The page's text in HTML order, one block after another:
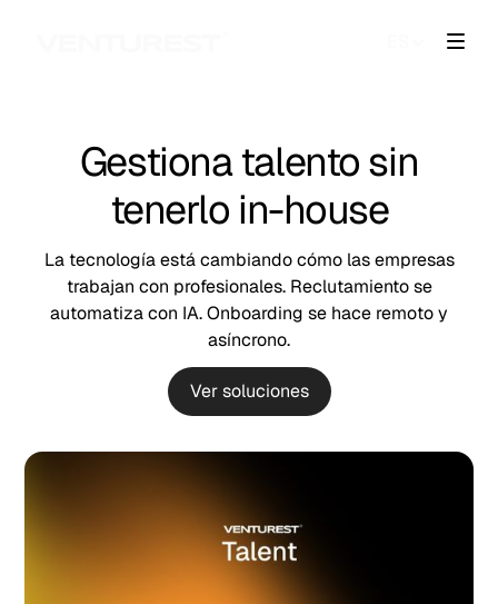
Gestiona talento sin
tenerlo in-house
La tecnología está cambiando cómo las empresas
trabajan con profesionales. Reclutamiento se
automatiza con IA. Onboarding se hace remoto y
asíncrono.
Ver soluciones